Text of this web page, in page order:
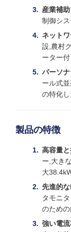
産業補
制御シ
ネット
設,農村
ーター
パーソ
ール式
の特化
製品の特徴
高容量
ー,大き
大
先進的
タモニ
のため
強い電